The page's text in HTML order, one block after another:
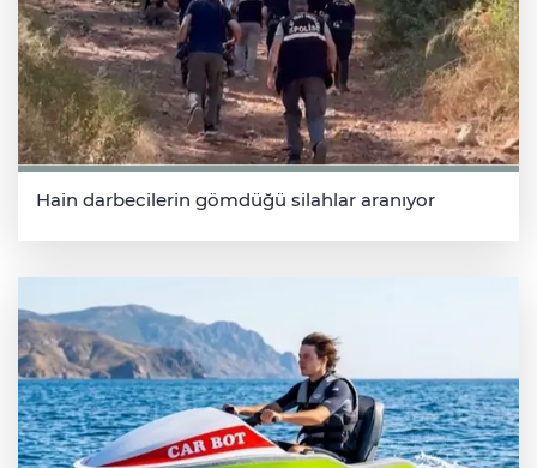
Hain darbecilerin gömdüğü silahlar aranıyor